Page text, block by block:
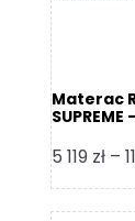
Materac
5 119 zł –